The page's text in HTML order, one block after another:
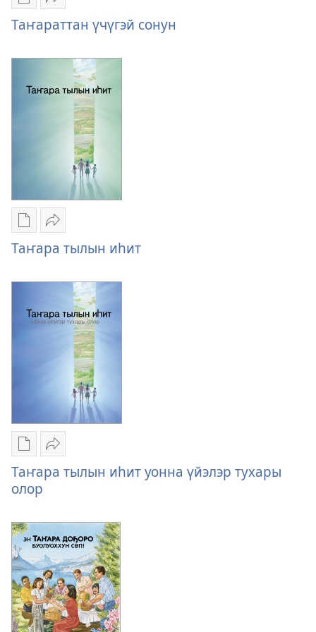
Публикациялар
электроннай
көрүҥнэрин
загрузкалара
Таҥараттан
үчүгэй
Үллэстии
Таҥараттан
сонун
Таҥараттан үчүгэй сонун
Публикациялар
электроннай
көрүҥнэрин
загрузкалара
тылын
иһит
Үллэстии
Таҥара
иһит
Таҥара тылын иһит
Публикациялар
электроннай
көрүҥнэрин
загрузкалара
Таҥара
тылын
иһит
уонна
үйэлэр
тухары
олор
Үллэстии
Таҥара
уонна
үйэлэр
тухары
олор
Таҥара тылын иһит уонна үйэлэр тухары
олор